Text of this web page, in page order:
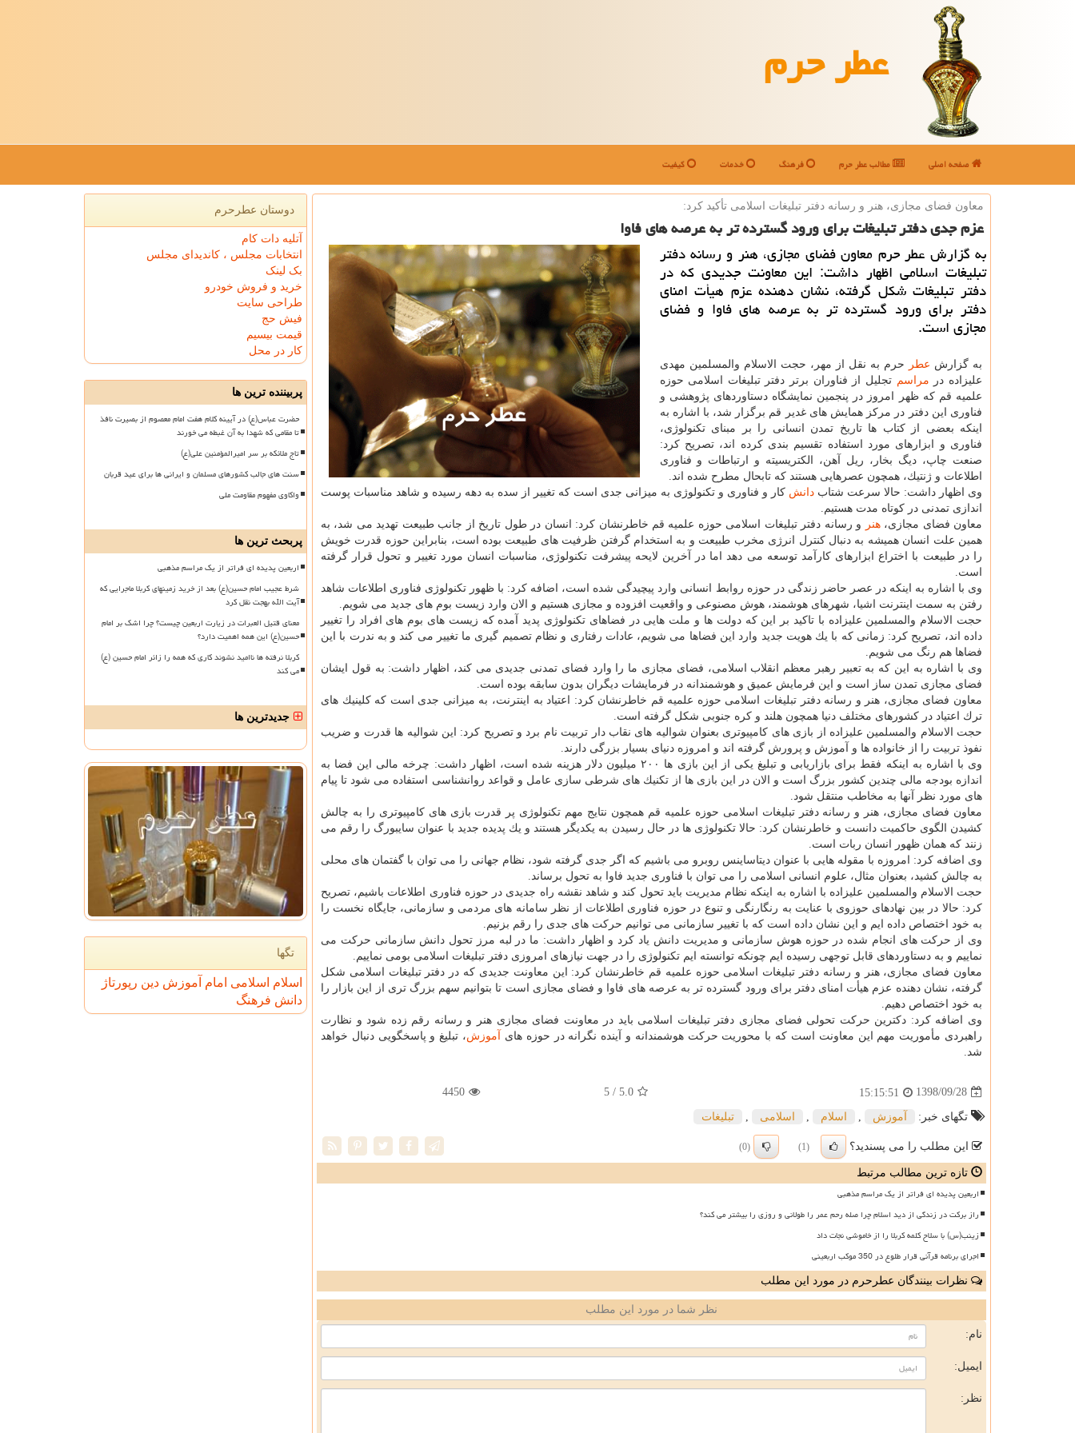
عطر حرم
صفحه اصلی مطالب عطر حرم فرهنگ خدمات کیفیت
معاون فضای مجازی، هنر و رسانه دفتر تبلیغات اسلامی تأكید كرد:
عزم جدی دفتر تبلیغات برای ورود گسترده تر به عرصه های فاوا
به گزارش عطر حرم معاون فضای مجازی، هنر و رسانه دفتر
تبلیغات اسلامی اظهار داشت: این معاونت جدیدی كه در
دفتر تبلیغات شكل گرفته، نشان دهنده عزم هیأت امنای
دفتر برای ورود گسترده تر به عرصه های فاوا و فضای
مجازی است.
به گزارش عطر
حرم به نقل از مهر، حجت الاسلام والمسلمین مهدی
علیزاده در مراسم تجلیل از فناوران برتر دفتر تبلیغات اسلامی حوزه
علمیه قم كه ظهر امروز در پنجمین نمایشگاه دستاوردهای پژوهشی و
فناوری این دفتر در مركز همایش های غدیر قم برگزار شد، با اشاره به
اینكه بعضی از كتاب ها تاریخ تمدن انسانی را بر مبنای تكنولوژی،
فناوری و ابزارهای مورد استفاده تقسیم بندی كرده اند، تصریح كرد:
صنعت چاپ، دیگ بخار، ریل آهن، الكتریسیته و ارتباطات و فناوری
اطلاعات و ژنتیك، همچون عصرهایی هستند كه تابحال مطرح شده اند.
وی اظهار داشت: حالا سرعت شتاب دانش كار و فناوری و تكنولوژی به میزانی جدی است كه تغییر از سده به دهه رسیده و شاهد مناسبات پوست
اندازی تمدنی در كوتاه مدت هستیم.
معاون فضای مجازی،هنر
و رسانه دفتر تبلیغات اسلامی حوزه علمیه قم خاطرنشان كرد: انسان در طول تاریخ از جانب طبیعت تهدید می شد، به
همین علت انسان همیشه به دنبال كنترل انرژی مخرب طبیعت و به استخدام گرفتن ظرفیت های طبیعت بوده است، بنابراین حوزه قدرت خویش
را در طبیعت با اختراع ابزارهای كارآمد توسعه می دهد اما در آخرین لایحه پیشرفت تكنولوژی، مناسبات انسان مورد تغییر و تحول قرار گرفته
است.
وی با اشاره به اینكه در عصر حاضر زندگی در حوزه روابط انسانی وارد پیچیدگی شده است، اضافه كرد: با ظهور تكنولوژی فناوری اطلاعات شاهد
رفتن به سمت اینترنت اشیا، شهرهای هوشمند، هوش مصنوعی و واقعیت افزوده و مجازی هستیم و الان وارد زیست بوم های جدید می شویم.
حجت الاسلام والمسلمین علیزاده با تاكید بر این كه دولت ها و ملت هایی در فضاهای تكنولوژی پدید آمده كه زیست های بوم های افراد را تغییر
داده اند، تصریح كرد: زمانی كه با یك هویت جدید وارد این فضاها می شویم، عادات رفتاری و نظام تصمیم گیری ما تغییر می كند و به ندرت با این
فضاها هم رنگ می شویم.
وی با اشاره به این كه به تعبیر رهبر معظم انقلاب اسلامی، فضای مجازی ما را وارد فضای تمدنی جدیدی می كند، اظهار داشت: به قول ایشان
فضای مجازی تمدن ساز است و این فرمایش عمیق و هوشمندانه در فرمایشات دیگران بدون سابقه بوده است.
معاون فضای مجازی، هنر و رسانه دفتر تبلیغات اسلامی حوزه علمیه قم خاطرنشان كرد: اعتیاد به اینترنت، به میزانی جدی است كه كلینیك های
ترك اعتیاد در كشورهای مختلف دنیا همچون هلند و كره جنوبی شكل گرفته است.
حجت الاسلام والمسلمین علیزاده از بازی های كامپیوتری بعنوان شوالیه های نقاب دار تربیت نام برد و تصریح كرد: این شوالیه ها قدرت و ضریب
نفوذ تربیت را از خانواده ها و آموزش و پرورش گرفته اند و امروزه دنیای بسیار بزرگی دارند.
وی با اشاره به اینكه فقط برای بازاریابی و تبلیغ یكی از این بازی ها ۲۰۰ میلیون دلار هزینه شده است، اظهار داشت: چرخه مالی این فضا به
اندازه بودجه مالی چندین كشور بزرگ است و الان در این بازی ها از تكنیك های شرطی سازی عامل و قواعد روانشناسی استفاده می شود تا پیام
های مورد نظر آنها به مخاطب منتقل شود.
معاون فضای مجازی، هنر و رسانه دفتر تبلیغات اسلامی حوزه علمیه قم همچون نتایج مهم تكنولوژی پر قدرت بازی های كامپیوتری را به چالش
كشیدن الگوی حاكمیت دانست و خاطرنشان كرد: حالا تكنولوژی ها در حال رسیدن به یكدیگر هستند و یك پدیده جدید با عنوان سایبورگ را رقم می
زنند كه همان ظهور انسان ربات است.
وی اضافه كرد: امروزه با مقوله هایی با عنوان دیتاساینس روبرو می باشیم كه اگر جدی گرفته شود، نظام جهانی را می توان با گفتمان های محلی
به چالش كشید، بعنوان مثال، علوم انسانی اسلامی را می توان با فناوری جدید فاوا به تحول برساند.
حجت الاسلام والمسلمین علیزاده با اشاره به اینكه نظام مدیریت باید تحول كند و شاهد نقشه راه جدیدی در حوزه فناوری اطلاعات باشیم، تصریح
كرد: حالا در بین نهادهای حوزوی با عنایت به رنگارنگی و تنوع در حوزه فناوری اطلاعات از نظر سامانه های مردمی و سازمانی، جایگاه نخست را
به خود اختصاص داده ایم و این نشان داده است كه با تغییر سازمانی می توانیم حركت های جدی را رقم بزنیم.
وی از حركت های انجام شده در حوزه هوش سازمانی و مدیریت دانش یاد كرد و اظهار داشت: ما در لبه مرز تحول دانش سازمانی حركت می
نماییم و به دستاوردهای قابل توجهی رسیده ایم چونكه توانسته ایم تكنولوژی را در جهت نیازهای امروزی دفتر تبلیغات اسلامی بومی نماییم.
معاون فضای مجازی، هنر و رسانه دفتر تبلیغات اسلامی حوزه علمیه قم خاطرنشان كرد: این معاونت جدیدی كه در دفتر تبلیغات اسلامی شكل
گرفته، نشان دهنده عزم هیأت امنای دفتر برای ورود گسترده تر به عرصه های فاوا و فضای مجازی است تا بتوانیم سهم بزرگ تری از این بازار را
به خود اختصاص دهیم.
وی اضافه كرد: دكترین حركت تحولی فضای مجازی دفتر تبلیغات اسلامی باید در معاونت فضای مجازی هنر و رسانه رقم زده شود و نظارت
راهبردی مأموریت مهم این معاونت است كه با محوریت حركت هوشمندانه و آینده نگرانه در حوزه های
آموزش، تبلیغ و پاسخگویی دنبال خواهد
شد.
1398/09/28
15:15:51
5.0
/ 5
4450
تگهای خبر: آموزش اسلام اسلامی تبلیغات
این مطلب را می پسندید؟ (1)
(0)
تازه ترین مطالب مرتبط
اربعین پدیده ای فراتر از یک مراسم مذهبی
راز برکت در زندگی از دید اسلام چرا صله رحم عمر را طولانی و روزی را بیشتر می کند؟
زینب(س) با سلاح کلمه کربلا را از خاموشی نجات داد
اجرای برنامه قرآنی قرار طلوع در 350 موکب اربعینی
نظرات بینندگان عطرحرم در مورد این مطلب
نظر شما در مورد این مطلب
نام:
ایمیل:
نظر:
دوستان عطرحرم
آتلیه دات کام
انتخابات مجلس ، کاندیدای مجلس
بک لینک
خرید و فروش خودرو
طراحی سایت
فیش حج
قیمت بیسیم
کار در محل
پربیننده ترین ها
حضرت عباس(ع) در آیینه کلام هفت امام معصوم از بصیرت نافذ
تا مقامی که شهدا به آن غبطه می خورند
تاج ملائکه بر سر امیرالمؤمنین علی(ع)
سنت های جالب کشورهای مسلمان و ایرانی ها برای عید قربان
واکاوی مفهوم مقاومت ملی
پربحث ترین ها
اربعین پدیده ای فراتر از یک مراسم مذهبی
شرط عجیب امام حسین(ع) بعد از خرید زمینهای کربلا ماجرایی که
آیت الله بهجت نقل کرد
معنای قتیل العبرات در زیارت اربعین چیست؟ چرا اشک بر امام
حسین(ع) این همه اهمیت دارد؟
کربلا نرفته ها ناامید نشوند کاری که همه را زائر امام حسین (ع)
می کند
جدیدترین ها
تگها
اسلام اسلامی امام آموزش دین رپورتاژ
دانش فرهنگ